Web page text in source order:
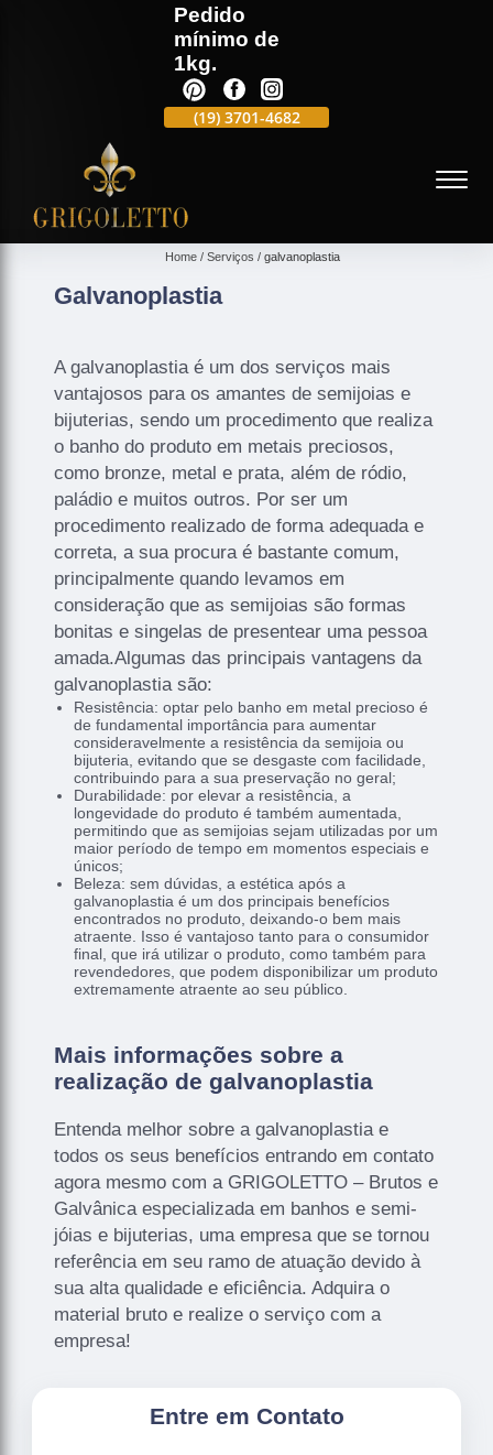
Pedido
mínimo de
1kg.
(19) 3701-4682 (19)
Home Serviços galvanoplastia
Galvanoplastia
A galvanoplastia é um dos serviços mais
vantajosos para os amantes de semijoias e
bijuterias, sendo um procedimento que realiza
o banho do produto em metais preciosos,
como bronze, metal e prata, além de ródio,
paládio e muitos outros. Por ser um
procedimento realizado de forma adequada e
correta, a sua procura é bastante comum,
principalmente quando levamos em
consideração que as semijoias são formas
bonitas e singelas de presentear uma pessoa
amada.Algumas das principais vantagens da
galvanoplastia são:
Resistência: optar pelo banho em metal precioso é
de fundamental importância para aumentar
consideravelmente a resistência da semijoia ou
bijuteria, evitando que se desgaste com facilidade,
contribuindo para a sua preservação no geral;
Durabilidade: por elevar a resistência, a
longevidade do produto é também aumentada,
permitindo que as semijoias sejam utilizadas por um
maior período de tempo em momentos especiais e
únicos;
Beleza: sem dúvidas, a estética após a
galvanoplastia é um dos principais benefícios
encontrados no produto, deixando-o bem mais
atraente. Isso é vantajoso tanto para o consumidor
final, que irá utilizar o produto, como também para
revendedores, que podem disponibilizar um produto
extremamente atraente ao seu público.
Mais informações sobre a
realização de galvanoplastia
Entenda melhor sobre a galvanoplastia e
todos os seus benefícios entrando em contato
agora mesmo com a GRIGOLETTO – Brutos e
Galvânica especializada em banhos e semi-
jóias e bijuterias, uma empresa que se tornou
referência em seu ramo de atuação devido à
sua alta qualidade e eficiência. Adquira o
material bruto e realize o serviço com a
empresa!
Entre em Contato